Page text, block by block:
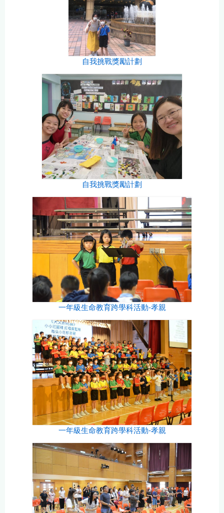
自我挑戰獎勵計劃
自我挑戰獎勵計劃
一年級生命教育跨學科活動-孝親
一年級生命教育跨學科活動-孝親